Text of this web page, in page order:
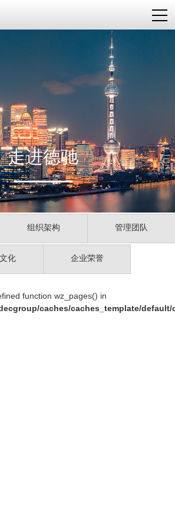
走进德驰
组织架构 管理团队
化 企业荣誉
function wz_pages() in
caches/caches_template/